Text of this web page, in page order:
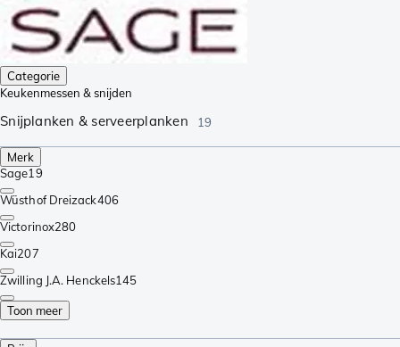
Categorie
Keukenmessen & snijden
Snijplanken & serveerplanken 19
Merk
Sage19
Wüsthof Dreizack406
Victorinox280
Kai207
Zwilling J.A. Henckels145
Toon meer